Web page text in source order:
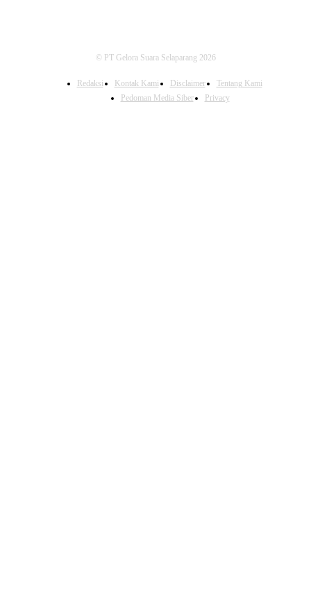
© PT Gelora Suara Selaparang 2026
Redaksi Kontak Kami Disclaimer
Tentang Kami
Pedoman Media Siber
Privacy